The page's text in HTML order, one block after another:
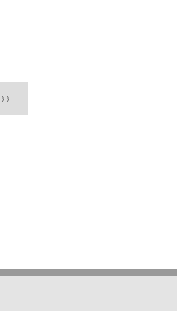
Page
suivante
››